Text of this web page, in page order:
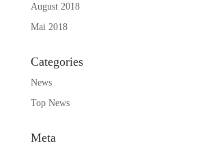
August 2018
Mai 2018
Categories
News
Top News
Meta